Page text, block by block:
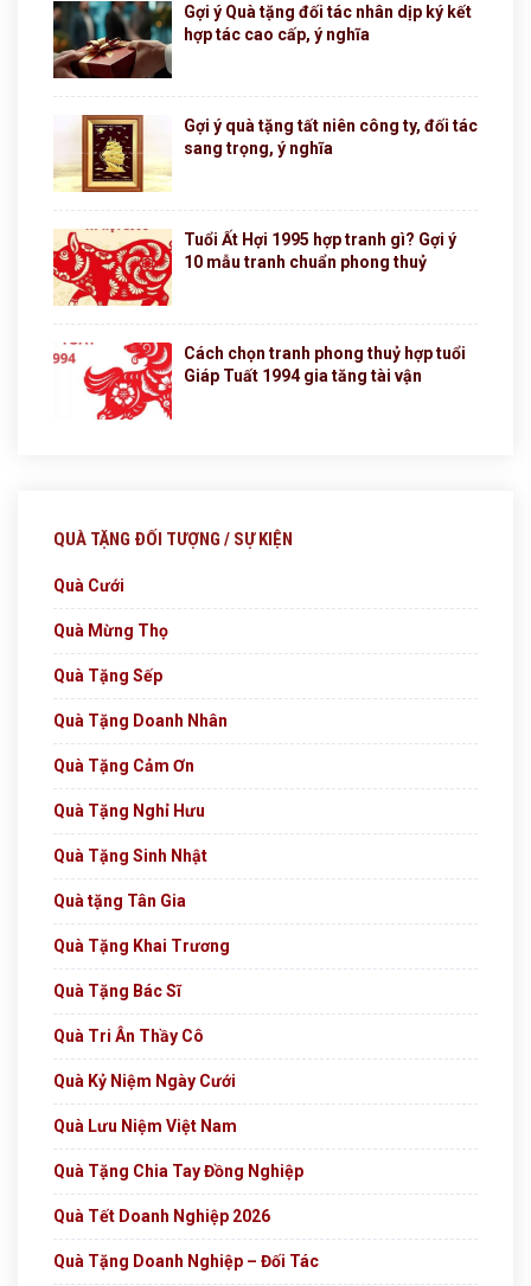
Gợi ý Quà tặng đối tác nhân dịp ký kết
hợp tác cao cấp, ý nghĩa
Gợi ý quà tặng tất niên công ty, đối tác
sang trọng, ý nghĩa
Tuổi Ất Hợi 1995 hợp tranh gì? Gợi ý
10 mẫu tranh chuẩn phong thuỷ
Cách chọn tranh phong thuỷ hợp tuổi
Giáp Tuất 1994 gia tăng tài vận
QUÀ TẶNG ĐỐI TƯỢNG / SỰ KIỆN
Quà Cưới
Quà Mừng Thọ
Quà Tặng Sếp
Quà Tặng Doanh Nhân
Quà Tặng Cảm Ơn
Quà Tặng Nghỉ Hưu
Quà Tặng Sinh Nhật
Quà tặng Tân Gia
Quà Tặng Khai Trương
Quà Tặng Bác Sĩ
Quà Tri Ân Thầy Cô
Quà Kỷ Niệm Ngày Cưới
Quà Lưu Niệm Việt Nam
Quà Tặng Chia Tay Đồng Nghiệp
Quà Tết Doanh Nghiệp 2026
Quà Tặng Doanh Nghiệp – Đối Tác